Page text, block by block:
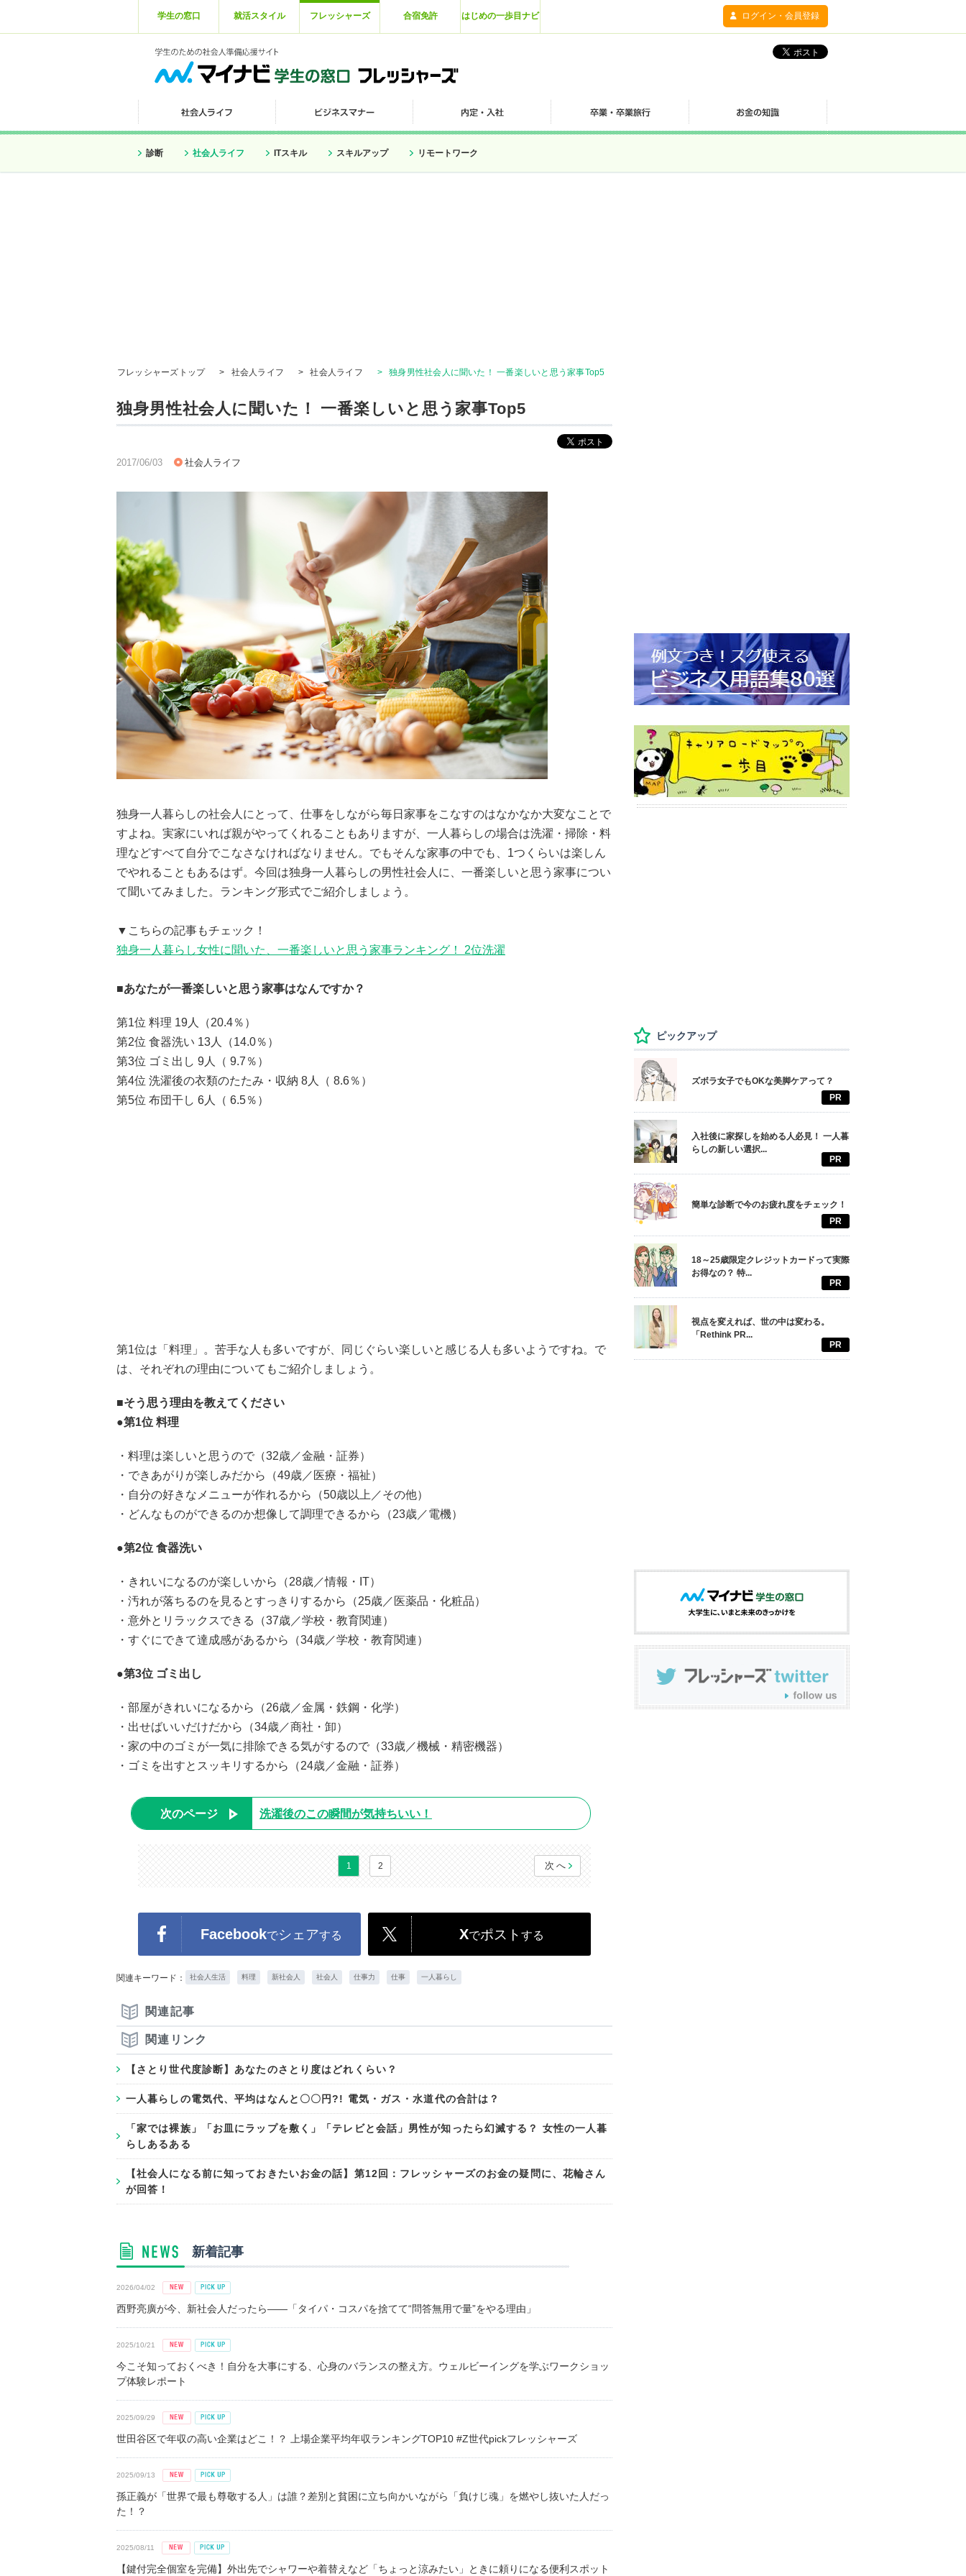
学生の窓口 就活スタイル フレッシャーズ 合宿免許 はじめの一歩目ナビ ログイン・会員登録
診断 社会人ライフ ITスキル スキルアップ リモートワーク
フレッシャーズトップ > 社会人ライフ > 社会人ライフ > 独身男性社会人に聞いた！ 一番楽しいと思う家事Top5
独身男性社会人に聞いた！ 一番楽しいと思う家事Top5
2017/06/03 社会人ライフ
独身一人暮らしの社会人にとって、仕事をしながら毎日家事をこなすのはなかなか大変なことで
すよね。実家にいれば親がやってくれることもありますが、一人暮らしの場合は洗濯・掃除・料
理などすべて自分でこなさなければなりません。でもそんな家事の中でも、1つくらいは楽しん
でやれることもあるはず。今回は独身一人暮らしの男性社会人に、一番楽しいと思う家事につい
て聞いてみました。ランキング形式でご紹介しましょう。
▼こちらの記事もチェック！
独身一人暮らし女性に聞いた、一番楽しいと思う家事ランキング！ 2位洗濯
■あなたが一番楽しいと思う家事はなんですか？
第1位 料理 19人（20.4％）
第2位 食器洗い 13人（14.0％）
第3位 ゴミ出し 9人（ 9.7％）
第4位 洗濯後の衣類のたたみ・収納 8人（ 8.6％）
第5位 布団干し 6人（ 6.5％）
第1位は「料理」。苦手な人も多いですが、同じぐらい楽しいと感じる人も多いようですね。で
は、それぞれの理由についてもご紹介しましょう。
■そう思う理由を教えてください
●第1位 料理
・料理は楽しいと思うので（32歳／金融・証券）
・できあがりが楽しみだから（49歳／医療・福祉）
・自分の好きなメニューが作れるから（50歳以上／その他）
・どんなものができるのか想像して調理できるから（23歳／電機）
●第2位 食器洗い
・きれいになるのが楽しいから（28歳／情報・IT）
・汚れが落ちるのを見るとすっきりするから（25歳／医薬品・化粧品）
・意外とリラックスできる（37歳／学校・教育関連）
・すぐにできて達成感があるから（34歳／学校・教育関連）
●第3位 ゴミ出し
・部屋がきれいになるから（26歳／金属・鉄鋼・化学）
・出せばいいだけだから（34歳／商社・卸）
・家の中のゴミが一気に排除できる気がするので（33歳／機械・精密機器）
・ゴミを出すとスッキリするから（24歳／金融・証券）
次のページ 洗濯後のこの瞬間が気持ちいい！
1 2 次へ
Facebookでシェアする Xでポスト する
関連キーワード： 社会人生活 料理 新社会人 社会人 仕事力 仕事 一人暮らし
関連記事
関連リンク
【さとり世代度診断】あなたのさとり度はどれくらい？
一人暮らしの電気代、平均はなんと〇〇円?! 電気・ガス・水道代の合計は？
「家では裸族」「お皿にラップを敷く」「テレビと会話」男性が知ったら幻滅する？ 女性の一人暮
らしあるある
【社会人になる前に知っておきたいお金の話】第12回：フレッシャーズのお金の疑問に、花輪さん
が回答！
新着記事
2026/04/02
西野亮廣が今、新社会人だったら――「タイパ・コスパを捨てて“問答無用で量”をやる理由」
2025/10/21
今こそ知っておくべき！自分を大事にする、心身のバランスの整え方。ウェルビーイングを学ぶワークショッ
プ体験レポート
2025/09/29
世田谷区で年収の高い企業はどこ！？ 上場企業平均年収ランキングTOP10 #Z世代pickフレッシャーズ
2025/09/13
孫正義が「世界で最も尊敬する人」は誰？差別と貧困に立ち向かいながら「負けじ魂」を燃やし抜いた人だっ
た！？
2025/08/11
【鍵付完全個室を完備】外出先でシャワーや着替えなど「ちょっと涼みたい」ときに頼りになる便利スポット
ピックアップ
ズボラ女子でもOKな美脚ケアって？
PR
入社後に家探しを始める人必見！ 一人暮
らしの新しい選択...
PR
簡単な診断で今のお疲れ度をチェック！
PR
18～25歳限定クレジットカードって実際
お得なの？ 特...
PR
視点を変えれば、世の中は変わる。
「Rethink PR...
PR